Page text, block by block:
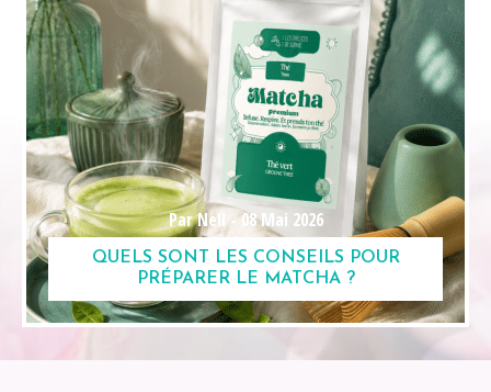
Par Nell -08 Mai 2026
QUELS SONT LES CONSEILS POUR
PRÉPARER LE MATCHA ?